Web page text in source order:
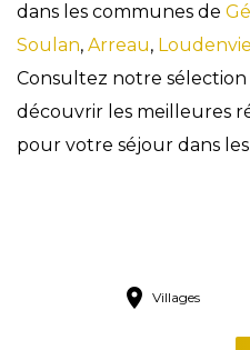
dans les communes de
Soulan, Arreau,
Consultez notre sélection
découvrir les meilleures
pour votre séjour dans
Villages